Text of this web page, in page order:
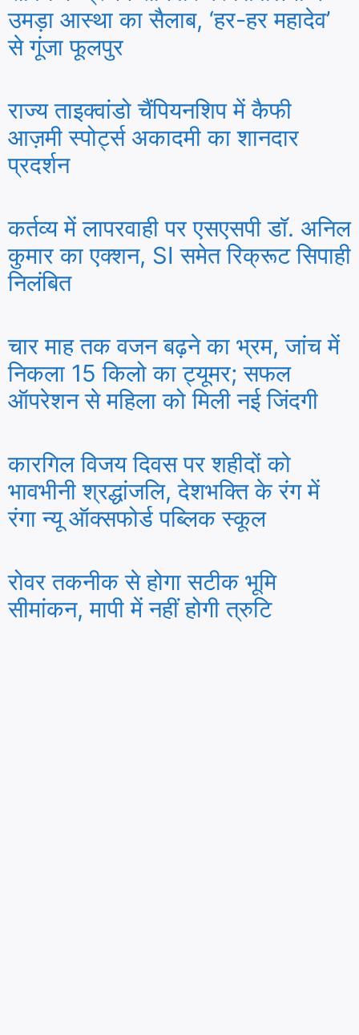
उमड़ा आस्था का सैलाब, ‘हर-हर महादेव’
से गूंजा फूलपुर
राज्य ताइक्वांडो चैंपियनशिप में कैफी
आज़मी स्पोर्ट्स अकादमी का शानदार
प्रदर्शन
कर्तव्य में लापरवाही पर एसएसपी डॉ. अनिल
कुमार का एक्शन, SI समेत रिक्रूट सिपाही
निलंबित
चार माह तक वजन बढ़ने का भ्रम, जांच में
निकला 15 किलो का ट्यूमर; सफल
ऑपरेशन से महिला को मिली नई जिंदगी
कारगिल विजय दिवस पर शहीदों को
भावभीनी श्रद्धांजलि, देशभक्ति के रंग में
रंगा न्यू ऑक्सफोर्ड पब्लिक स्कूल
रोवर तकनीक से होगा सटीक भूमि
सीमांकन, मापी में नहीं होगी त्रुटि